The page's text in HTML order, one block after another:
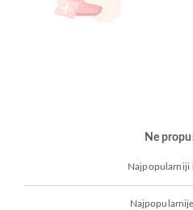
Ne
Najpopularniji